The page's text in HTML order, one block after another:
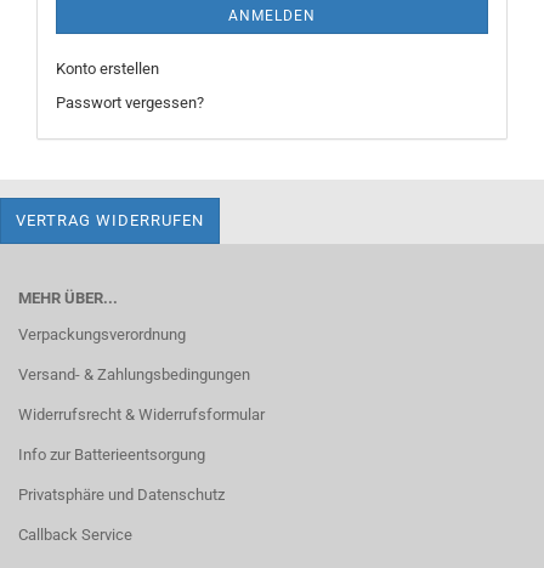
ANMELDEN
Konto erstellen
Passwort vergessen?
VERTRAG WIDERRUFEN
MEHR ÜBER...
Verpackungsverordnung
Versand- & Zahlungsbedingungen
Widerrufsrecht & Widerrufsformular
Info zur Batterieentsorgung
Privatsphäre und Datenschutz
Callback Service